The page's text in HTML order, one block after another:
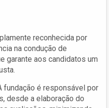
reconhecida por
na condução de
garante aos candidatos um
fundação é responsável por
desde a elaboração do